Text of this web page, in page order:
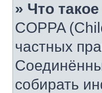
» Что
COPPA
частных
собирать